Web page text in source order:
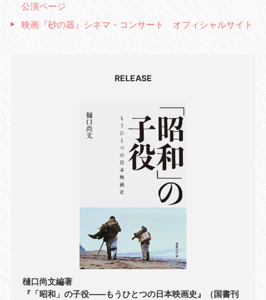
公演ページ
映画『砂の器』シネマ・コンサート オフィシャルサイト
RELEASE
樋口尚文編著
『「昭和」の子役――もうひとつの日本映画史』（国書刊